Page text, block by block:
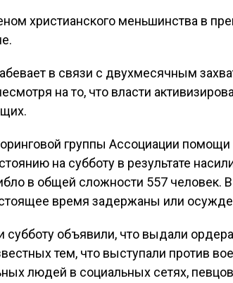
христианского меньшинства в
в связи с двухмесячным
на то, что власти
группы Ассоциации
на субботу в результате
в общей сложности 557 человек.
время задержаны или
субботу объявили, что выдали
тем, что выступали против
людей в социальных сетях,